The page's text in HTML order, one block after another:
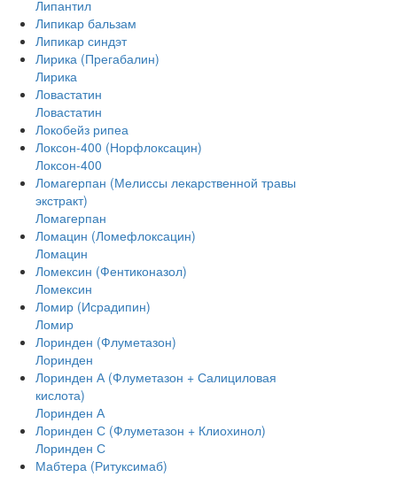
Липантил
Липикар бальзам
Липикар синдэт
Лирика (Прегабалин)
Лирика
Ловастатин
Ловастатин
Локобейз рипеа
Локсон-400 (Норфлоксацин)
Локсон-400
Ломагерпан (Мелиссы лекарственной травы
экстракт)
Ломагерпан
Ломацин (Ломефлоксацин)
Ломацин
Ломексин (Фентиконазол)
Ломексин
Ломир (Исрадипин)
Ломир
Лоринден (Флуметазон)
Лоринден
Лоринден А (Флуметазон + Салициловая
кислота)
Лоринден А
Лоринден С (Флуметазон + Клиохинол)
Лоринден С
Мабтера (Ритуксимаб)